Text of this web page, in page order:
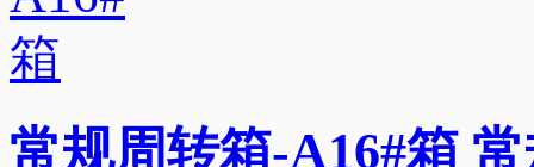
常规周转箱-A16#箱